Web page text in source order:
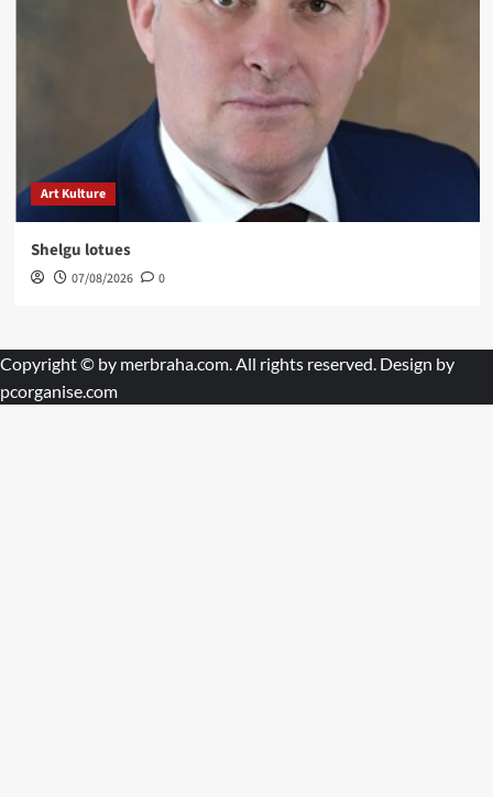
Art Kulture
Shelgu lotues
07/08/2026 0
Copyright © by merbraha.com. All rights reserved. Design by
pcorganise.com